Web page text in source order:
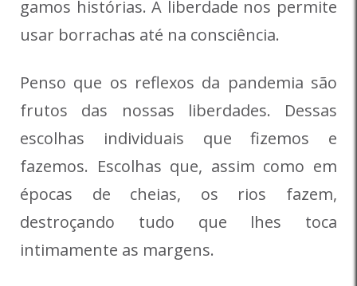
gamos histórias. A liberdade nos permite
usar borrachas até na consciência.
Penso que os re­flexos da pandemia são
frutos das nossas liberdades. Dessas
escolhas individuais que fizemos e
fazemos. Escolhas que, as­sim como em
épocas de cheias, os rios fazem,
destroçando tudo que lhes toca
intimamente as margens.